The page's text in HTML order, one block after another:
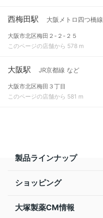
西梅田駅 大阪メトロ四つ橋線
大阪市北区梅田２-２-２５
このページの店舗から 578 m
大阪駅 JR京都線 など
大阪市北区梅田３丁目
このページの店舗から 581 m
製品ラインナップ
ショッピング
大塚製薬CM情報